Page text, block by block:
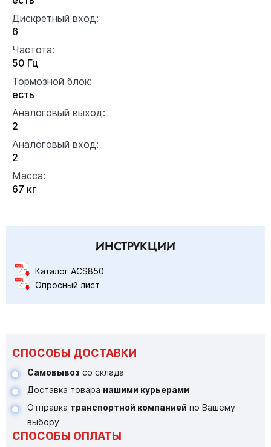
Дискретный вход:
6
Частота:
50 Гц
Тормозной блок:
есть
Аналоговый выход:
2
Аналоговый вход:
2
Масса:
67 кг
ИНСТРУКЦИИ
Каталог ACS850
Опросный лист
СПОСОБЫ ДОСТАВКИ
Самовывоз со склада
Доставка товара нашими курьерами
Отправка транспортной компанией по Вашему
выбору
СПОСОБЫ ОПЛАТЫ